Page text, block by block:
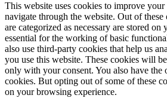
This website uses cookies to improve
navigate through the website. Out of these
are categorized as necessary are stored on
essential for the working of basic
also use third-party cookies that help us
you use this website. These cookies will
only with your consent. You also have the
cookies. But opting out of some of these
on your browsing experience.